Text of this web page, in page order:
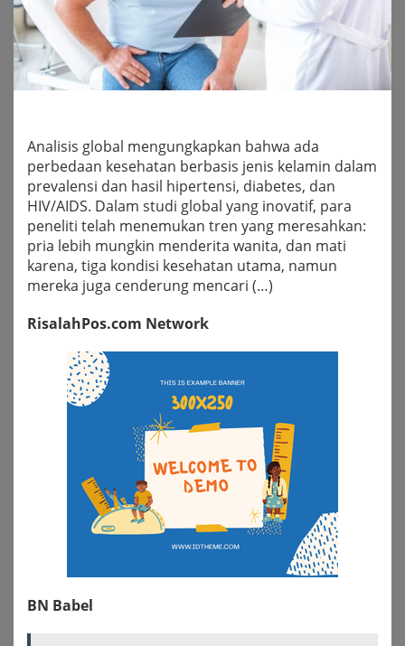
Analisis global mengungkapkan bahwa ada
perbedaan kesehatan berbasis jenis kelamin dalam
prevalensi dan hasil hipertensi, diabetes, dan
HIV/AIDS. Dalam studi global yang inovatif, para
peneliti telah menemukan tren yang meresahkan:
pria lebih mungkin menderita wanita, dan mati
karena, tiga kondisi kesehatan utama, namun
mereka juga cenderung mencari (…)
RisalahPos.com Network
BN Babel